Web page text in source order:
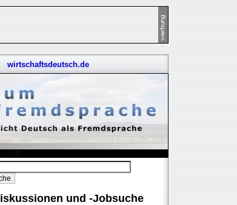
wirtschaftsdeutsch.de
und -Jobsuche